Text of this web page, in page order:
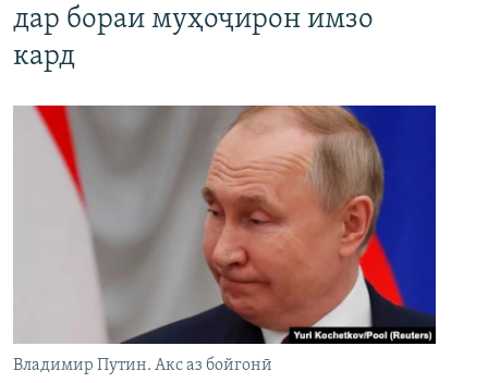
дар бораи муҳоҷирон имзо
кард
Владимир Путин. Акс аз бойгонӣ